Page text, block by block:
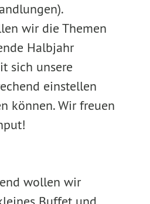
wir die Themen
Halbjahr
sich unsere
einstellen
können. Wir freuen
wollen wir